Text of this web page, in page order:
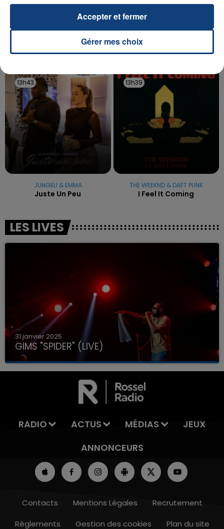
OPÉRER DE LA CHEVILLE RESSORT DE LA...
La famille a porté plainte contre la clinique qui a
reconnu sa responsabilité et présenté ses
TITRES DIFFUSÉS
13h43
13h43
JUNGELI & EMMA
Juste Un Peu
13h39
13h39
THE WEEKND & DAFT PUNK
I Feel It Coming
LES LIVES
31 janvier 2025
GIMS "SPIDER" (LIVE)
RADIO ACTUS MÉDIAS
JEUX
ANNONCEURS
Contacts Mentions Légales
Recrutement
Règlements
Gestion des cookies Plan du site
Gérer mes choix
Accepter et fermer